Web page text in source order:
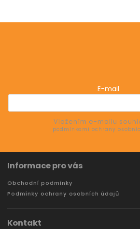
E-mail
Vložením e-mailu
podmínkami ochrany
Informace pro vás
Obchodní podmínky
Podmínky ochrany osobních údajů
Kontakt